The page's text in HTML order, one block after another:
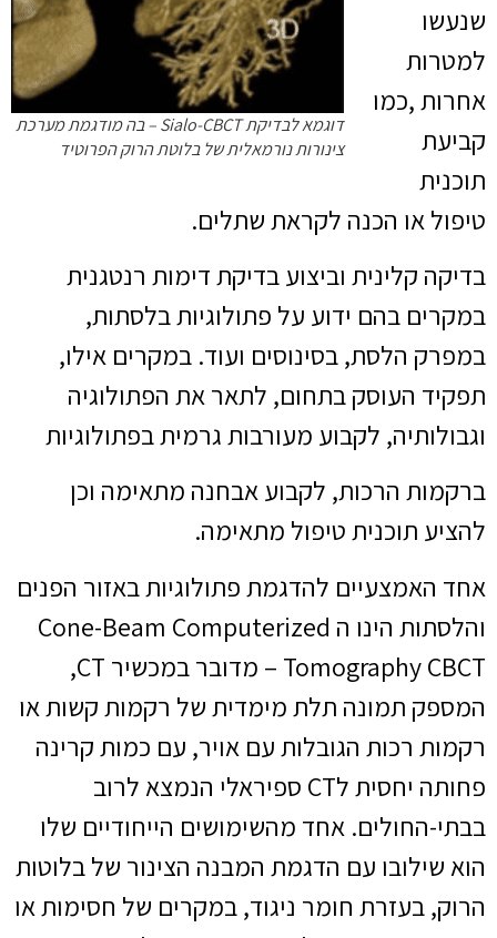
דוגמא לבדיקת Sialo-CBCT – בה מודגמת מערכת
צינורות נורמאלית של בלוטת הרוק הפרוטיד
שנעשו
למטרות
אחרות ,כמו
קביעת
תוכנית
טיפול או הכנה לקראת שתלים.
בדיקה קלינית וביצוע בדיקת דימות רנטגנית
במקרים בהם ידוע על פתולוגיות בלסתות,
במפרק הלסת, בסינוסים ועוד. במקרים אילו,
תפקיד העוסק בתחום, לתאר את הפתולוגיה
וגבולותיה, לקבוע מעורבות גרמית בפתולוגיות
ברקמות הרכות, לקבוע אבחנה מתאימה וכן
להציע תוכנית טיפול מתאימה.
אחד האמצעיים להדגמת פתולוגיות באזור הפנים
והלסתות הינו ה Cone-Beam Computerized
Tomography CBCT – מדובר במכשיר CT,
המספק תמונה תלת מימדית של רקמות קשות או
רקמות רכות הגובלות עם אויר, עם כמות קרינה
פחותה יחסית לCT ספיראלי הנמצא לרוב
בבתי-החולים. אחד מהשימושים הייחודיים שלו
הוא שילובו עם הדגמת המבנה הצינור של בלוטות
הרוק, בעזרת חומר ניגוד, במקרים של חסימות או